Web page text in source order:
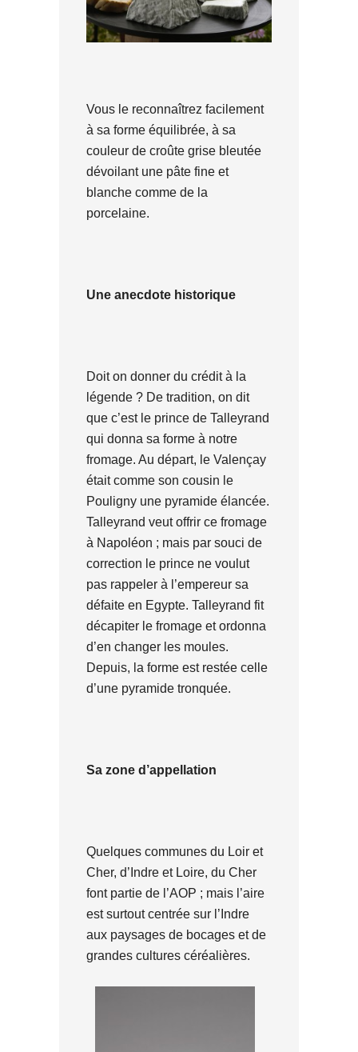
Vous le reconnaîtrez facilement
à sa forme équilibrée, à sa
couleur de croûte grise bleutée
dévoilant une pâte fine et
blanche comme de la
porcelaine.
Une anecdote historique
Doit on donner du crédit à la
légende ? De tradition, on dit
que c’est le prince de Talleyrand
qui donna sa forme à notre
fromage. Au départ, le Valençay
était comme son cousin le
Pouligny une pyramide élancée.
Talleyrand veut offrir ce fromage
à Napoléon ; mais par souci de
correction le prince ne voulut
pas rappeler à l’empereur sa
défaite en Egypte. Talleyrand fit
décapiter le fromage et ordonna
d’en changer les moules.
Depuis, la forme est restée celle
d’une pyramide tronquée.
Sa zone d’appellation
Quelques communes du Loir et
Cher, d’Indre et Loire, du Cher
font partie de l’AOP ; mais l’aire
est surtout centrée sur l’Indre
aux paysages de bocages et de
grandes cultures céréalières.